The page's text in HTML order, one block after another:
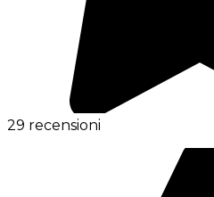
29 recensioni